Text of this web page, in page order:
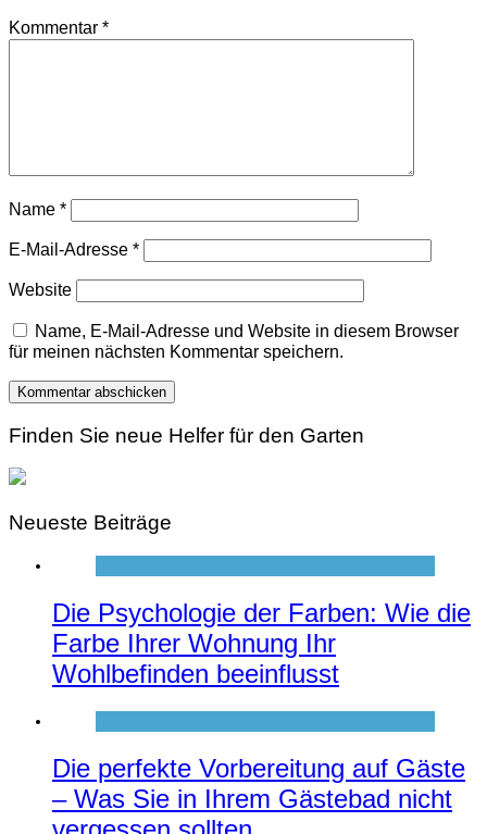
Kommentar *
Name *
E-Mail-Adresse *
Website
Name, E-Mail-Adresse und Website in diesem Browser
für meinen nächsten Kommentar speichern.
Finden Sie neue Helfer für den Garten
Neueste Beiträge
Die Psychologie der Farben: Wie die
Farbe Ihrer Wohnung Ihr
Wohlbefinden beeinflusst
Die perfekte Vorbereitung auf Gäste
– Was Sie in Ihrem Gästebad nicht